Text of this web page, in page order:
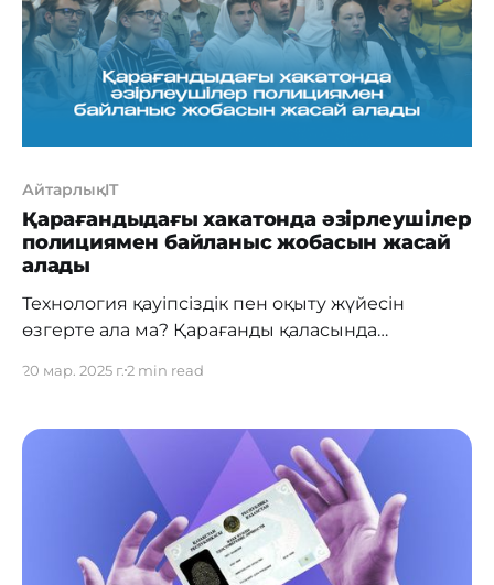
жобаларын ұсынған мектеп оқушылары да
болды.
АйтарлықIT
Қарағандыдағы хакатонда әзірлеушілер
полициямен байланыс жобасын жасай
алады
Технология қауіпсіздік пен оқыту жүйесін
өзгерте ала ма? Қарағанды қаласында
қоймай, нақты қолдануды табатын IT-шешімдер
Хакатон өтеді, ол жерде қатысушылар халықты
полициямен байланыстыру үшін мобильді
қосымша және интерактивті жаттығу
платформасын әзірлейтін болады. Ең жақсы
жобалар ақшалай сыйақы алып қана қоймай,
20 мар. 2025 г.2 min read